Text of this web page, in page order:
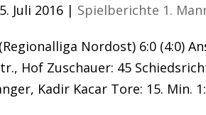
Juli 2016 | Spielberichte 1.
Nordost) 6:0 (4:0)
Hof Zuschauer: 45
Kadir Kacar Tore: 15. Min.